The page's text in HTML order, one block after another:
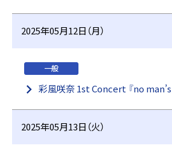
2025年05月12日（月）
一般
彩風咲奈 1st Concert 『no man’s
2025年05月13日（火）